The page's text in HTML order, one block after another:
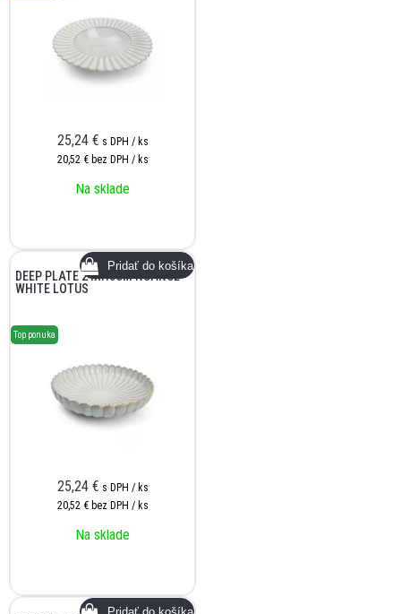
25,24 € s DPH / ks
20,52 € bez DPH / ks
Na sklade
DEEP PLATE 24XH5CM NUANCE
WHITE LOTUS
Top ponuka
25,24 € s DPH / ks
20,52 € bez DPH / ks
Na sklade